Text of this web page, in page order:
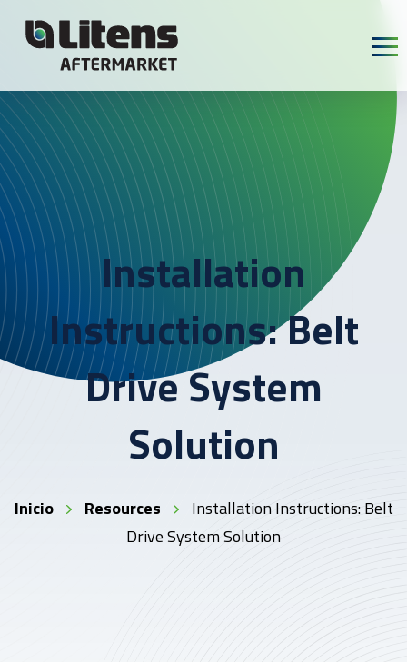
Installation
Instructions: Belt
Drive System
Solution
Inicio Resources
Installation Instructions: Belt
Drive System Solution